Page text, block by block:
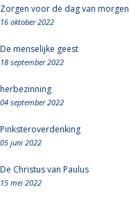
Zorgen voor de dag van morgen
16 oktober 2022
De menselijke geest
18 september 2022
herbezinning
04 september 2022
Pinksteroverdenking
05 juni 2022
De Christus van Paulus
15 mei 2022